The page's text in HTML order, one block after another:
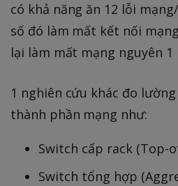
có khả năng ăn 12 lỗi
số đó làm mất kết nối
lại làm mất mạng nguyên 1
1 nghiên cứu khác đo
thành phần mạng như:
Switch cấp rack (Top-
Switch tổng hợp